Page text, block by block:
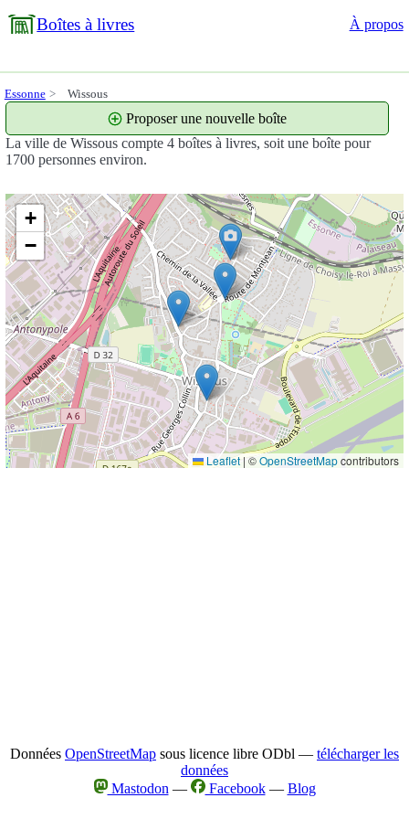
Boîtes à livres À propos
Essonne Wissous
La ville de Wissous compte 4 boîtes à livres, soit une boîte pour
1700 personnes environ.
Proposer une nouvelle boîte
+
−
Leaflet|©OpenStreetMapcontributors
Données OpenStreetMap sous licence libre ODbl — télécharger les
données
Mastodon — Facebook— Blog